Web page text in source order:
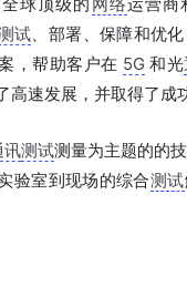
试 、部署、保障和优
，帮助客户在 5G和光
高速发展，并取得了成
讯测试测量为主题的的
验室到现场的综合测试